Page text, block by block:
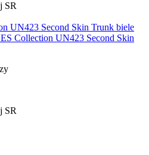
SR
Collection UN423 Second Skin
SR